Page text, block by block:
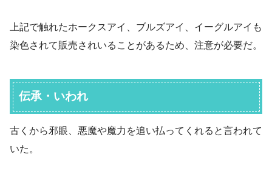
上記で触れたホークスアイ、ブルズアイ、イーグルアイも
染色されて販売されいることがあるため、注意が必要だ。
伝承・いわれ
古くから邪眼、悪魔や魔力を追い払ってくれると言われて
いた。